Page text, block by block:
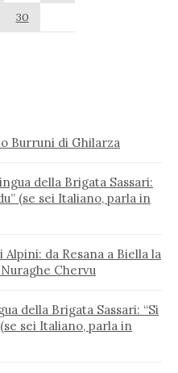
30
Burruni di Ghilarza
della Brigata Sassari:
(se sei Italiano, parla in
Alpini: da Resana a Biella la
Chervu
della Brigata Sassari: “Si
sei Italiano, parla in